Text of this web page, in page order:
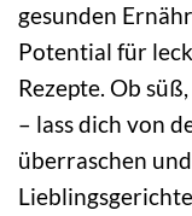
gesunden
Potential für
Rezepte. Ob
– lass dich von
überraschen